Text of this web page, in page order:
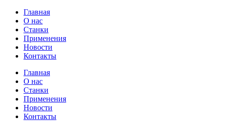
Главная
О нас
Станки
Применения
Новости
Контакты
Главная
О нас
Станки
Применения
Новости
Контакты